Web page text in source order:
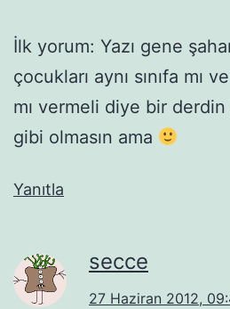
İlk yorum: Yazı gene
çocukları aynı sınıfa mı
mı vermeli diye bir
gibi olmasın ama
Yanıtla
secce
27 Haziran 2012,